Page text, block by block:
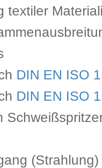
textiler
DIN EN ISO
DIN EN ISO
(Strahlung)